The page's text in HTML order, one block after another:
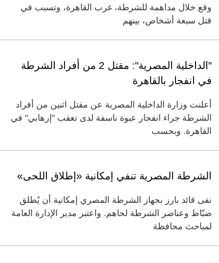
وقع خلال مداهمة للشرطة، غرب القاهرة، وتسبب في
قتل سبعة أشخاص، بينهم
"الداخلية المصرية": مقتل 2 من أفراد الشرطة
في انفجار بالقاهرة
أعلنت وزارة الداخلية المصرية عن مقتل اثنين من أفراد
الشرطة جراء انفجار عبوة ناسفة لدى تعقب "إرهابي" في
القاهرة. وبحسب
الشرطة المصرية تنفي إمكانية «إطلاق اللحى»
نفى قائد بارز بجهاز الشرطة المصري إمكانية أن يُطلق
ضبّاط وعناصر الشرطة لحاهم. واعتبر مدير الإدارة العامة
لمباحث محافظة